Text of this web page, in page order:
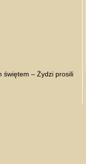
świętem – Żydzi prosili